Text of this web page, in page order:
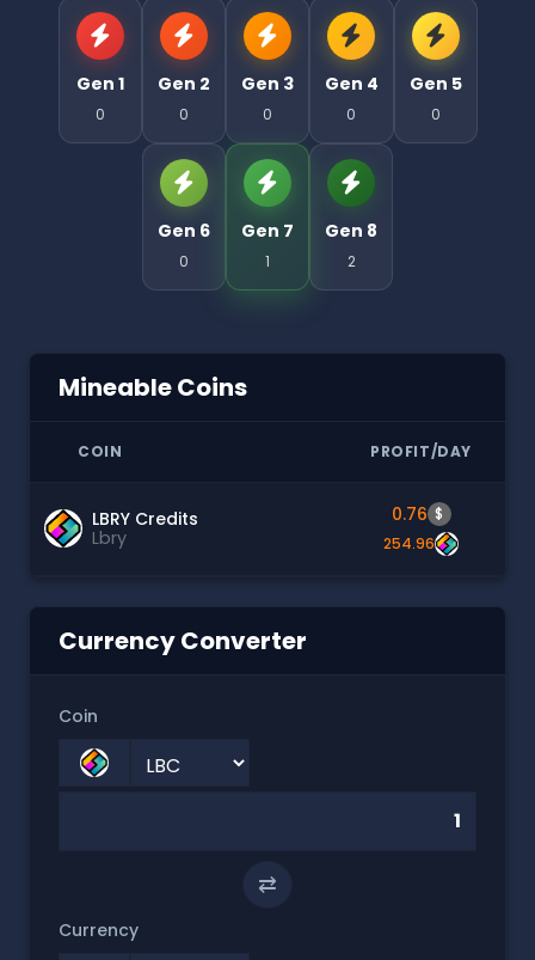
Gen 1
0
Gen 2
0
Gen 3
0
Gen 4
0
Gen 5
0
Gen 6
0
Gen 7
1
Gen 8
2
Mineable Coins
COIN PROFIT/DAY
LBRY Credits
Lbry
0.76 $
254.96
Currency Converter
Coin
⇄
Currency